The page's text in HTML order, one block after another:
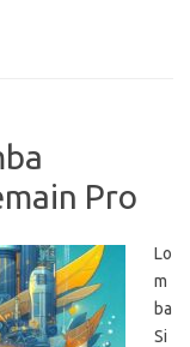
Pro
Lo
m
ba
Si